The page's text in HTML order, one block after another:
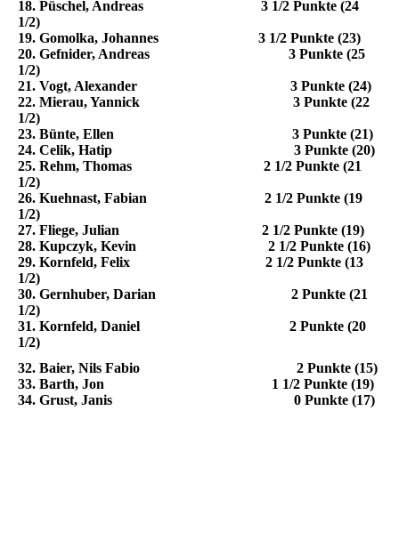
18. Püschel, Andreas 3 1/2 Punkte (24
1/2)
19. Gomolka, Johannes 3 1/2 Punkte (23)
20. Gefnider, Andreas 3 Punkte (25
1/2)
21. Vogt, Alexander 3 Punkte (24)
22. Mierau, Yannick 3 Punkte (22
1/2)
23. Bünte, Ellen 3 Punkte (21)
24. Celik, Hatip 3 Punkte (20)
25. Rehm, Thomas 2 1/2 Punkte (21
1/2)
26. Kuehnast, Fabian 2 1/2 Punkte (19
1/2)
27. Fliege, Julian 2 1/2 Punkte (19)
28. Kupczyk, Kevin 2 1/2 Punkte (16)
29. Kornfeld, Felix 2 1/2 Punkte (13
1/2)
30. Gernhuber, Darian 2 Punkte (21
1/2)
31. Kornfeld, Daniel 2 Punkte (20
1/2)
32. Baier, Nils Fabio 2 Punkte (15)
33. Barth, Jon 1 1/2 Punkte (19)
34. Grust, Janis 0 Punkte (17)